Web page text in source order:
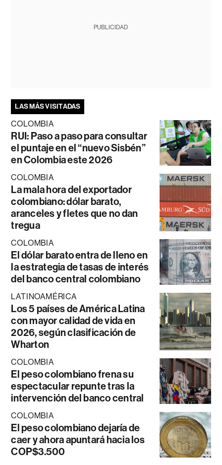
PUBLICIDAD
LAS MÁS VISITADAS
COLOMBIA
RUI: Paso a paso para consultar
el puntaje en el “nuevo Sisbén”
en Colombia este 2026
COLOMBIA
La mala hora del exportador
colombiano: dólar barato,
aranceles y fletes que no dan
tregua
COLOMBIA
El dólar barato entra de lleno en
la estrategia de tasas de interés
del banco central colombiano
LATINOAMÉRICA
Los 5 países de América Latina
con mayor calidad de vida en
2026, según clasificación de
Wharton
COLOMBIA
El peso colombiano frena su
espectacular repunte tras la
intervención del banco central
COLOMBIA
El peso colombiano dejaría de
caer y ahora apuntará hacia los
COP$3.500